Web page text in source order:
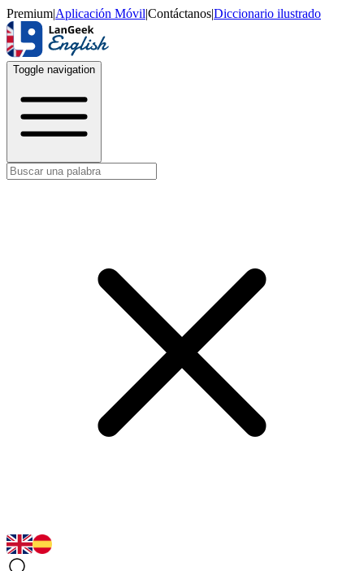
Premium|Aplicación Móvil|Contáctanos|Diccionario ilustrado
Toggle navigation